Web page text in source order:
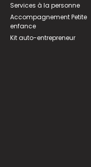
Services à la personne
Accompagnement Petite
enfance
Kit auto-entrepreneur